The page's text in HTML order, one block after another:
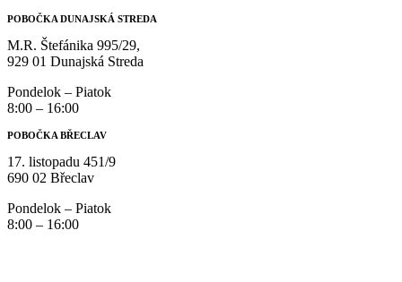
POBOČKA DUNAJSKÁ STREDA
M.R. Štefánika 995/29,
929 01 Dunajská Streda
Pondelok – Piatok
8:00 – 16:00
POBOČKA BŘECLAV
17. listopadu 451/9
690 02 Břeclav
Pondelok – Piatok
8:00 – 16:00